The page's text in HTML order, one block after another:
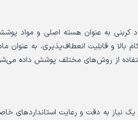
کربنی به عنوان هسته اصلی و مواد
بالا و قابلیت انعطاف‌پذیری، به عنوان
از روش‌های مختلف پوشش داده
نیاز به دقت و رعایت استانداردهای